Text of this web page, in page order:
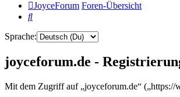
JoyceForum Foren-Übersicht
Suche
Sprache:
joyceforum.de -
Mit dem Zugriff auf „joyceforum.de“ („https://